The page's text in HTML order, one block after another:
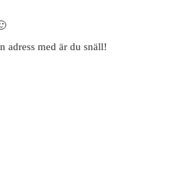
adress med är du snäll!